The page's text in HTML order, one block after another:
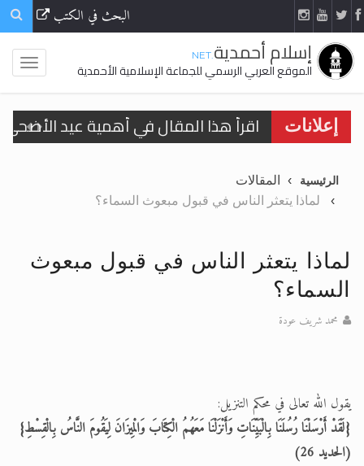
البحث في الكتب
إسلام أحمدية.NET
الموقع العربي الرسمي للجماعة الإسلامية الأحمدية
إعلانات
اقرأ هذا المقال في أهمية عيد
تعميم هامّ لأفراد الجماعة >> المزيد
الحجّ.. دلالات، حِكم، وأهداف >> المزيد
اقرأ هذا المقال في أهمية عيد
الرئيسية
المقالات
لماذا يتعثر الناس في قبول مبعوث السماء؟
لماذا يتعثر الناس في قبول مبعوث
السماء؟
محمد شريف عودة
يقول الله تعالى في محكم التنزيل:
{لَقَدْ أَرْسَلْنَا رُسُلَنَا بِالْبَيِّنَاتِ وَأَنْزَلْنَا مَعَهُمُ الْكِتَابَ وَالْمِيزَانَ لِيَقُومَ النَّاسُ بِالْقِسْطِ}
(الحديد 26)